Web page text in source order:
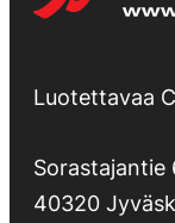
Luotettavaa
Sorastajantie
40320